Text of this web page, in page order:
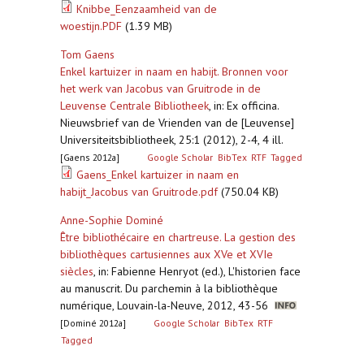
Knibbe_Eenzaamheid van de
woestijn.PDF (1.39 MB)
Tom Gaens
Enkel kartuizer in naam en habijt. Bronnen voor
het werk van Jacobus van Gruitrode in de
Leuvense Centrale Bibliotheek, in: Ex officina.
Nieuwsbrief van de Vrienden van de [Leuvense]
Universiteitsbibliotheek, 25:1 (2012), 2-4, 4 ill.
[Gaens 2012a] Google Scholar BibTex RTF Tagged
Gaens_Enkel kartuizer in naam en
habijt_Jacobus van Gruitrode.pdf(750.04 KB)
Anne-Sophie Dominé
Être bibliothécaire en chartreuse. La gestion des
bibliothèques cartusiennes aux XVe et XVIe
siècles, in: Fabienne Henryot (ed.), L'historien face
au manuscrit. Du parchemin à la bibliothèque
numérique, Louvain-la-Neuve, 2012, 43-56
[Dominé 2012a] Google Scholar BibTex RTF
Tagged